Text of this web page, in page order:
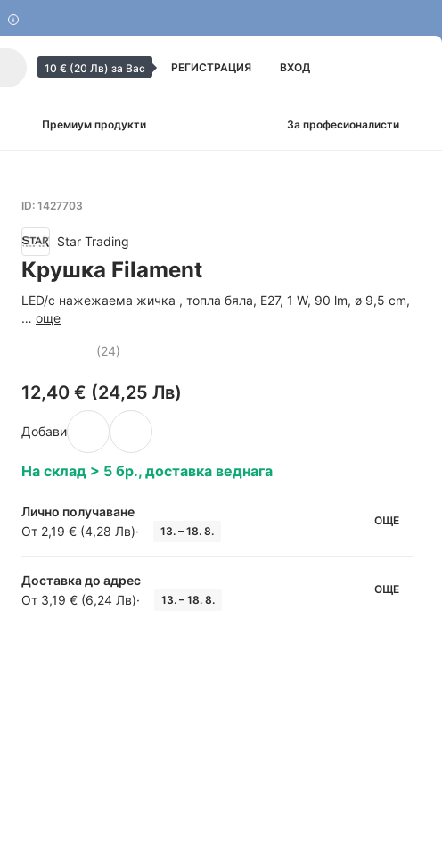
10 € (20 Лв) за Вас РЕГИСТРАЦИЯ ВХОД
Премиум продукти За професионалисти
ID: 1427703
Star Trading
Крушка Filament
LED/с нажежаема жичка , топла бяла, E27, 1 W, 90 lm, ø 9,5 cm,
… още
(24)
12,40 € (24,25 Лв)
Добави
На склад > 5 бр., доставка веднага
Лично получаване
От 2,19 € (4,28 Лв)· 13. – 18. 8.
ОЩЕ
Доставка до адрес
От 3,19 € (6,24 Лв)· 13. – 18. 8.
ОЩЕ